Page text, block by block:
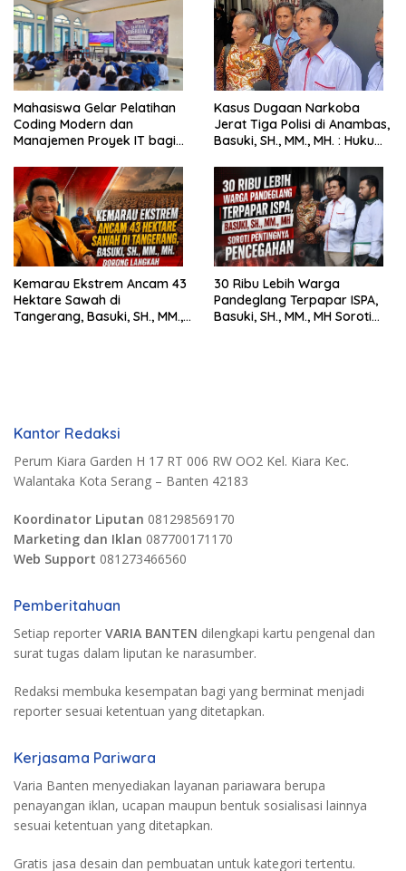
Mahasiswa Gelar Pelatihan
Coding Modern dan
Manajemen Proyek IT bagi
Kasus Dugaan Narkoba
Jerat Tiga Polisi di Anambas,
Basuki, SH., MM., MH. : Hukum
Kemarau Ekstrem Ancam 43
Hektare Sawah di
Tangerang, Basuki, SH., MM.,
30 Ribu Lebih Warga
Pandeglang Terpapar ISPA,
Basuki, SH., MM., MH Soroti
Kantor Redaksi
Perum Kiara Garden H 17 RT 006 RW OO2 Kel. Kiara Kec.
Walantaka Kota Serang – Banten 42183
Koordinator Liputan 081298569170
Marketing dan Iklan 087700171170
Web Support 081273466560
Pemberitahuan
Setiap reporter VARIA BANTEN dilengkapi kartu pengenal dan
surat tugas dalam liputan ke narasumber.
Redaksi membuka kesempatan bagi yang berminat menjadi
reporter sesuai ketentuan yang ditetapkan.
Kerjasama Pariwara
Varia Banten menyediakan layanan pariawara berupa
penayangan iklan, ucapan maupun bentuk sosialisasi lainnya
sesuai ketentuan yang ditetapkan.
Gratis jasa desain dan pembuatan untuk kategori tertentu.